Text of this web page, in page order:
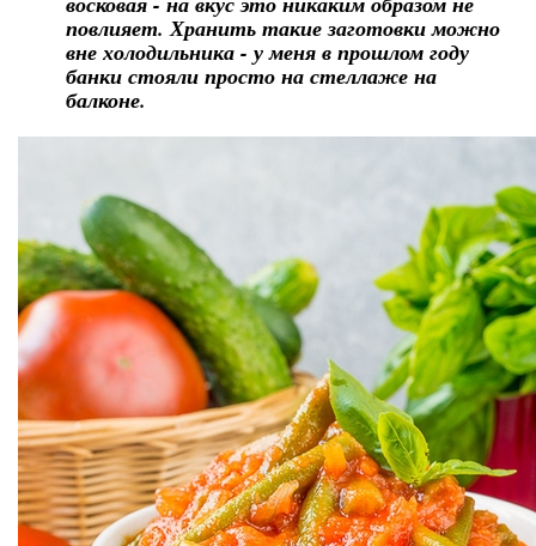
повлияет. Хранить такие заготовки можно
вне холодильника - у меня в прошлом году
банки стояли просто на стеллаже на
балконе.